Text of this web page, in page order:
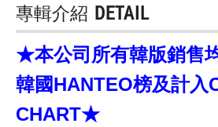
專輯介紹 DETAIL
★本公司所有韓版銷售
韓國HANTEO榜及計入
CHART★